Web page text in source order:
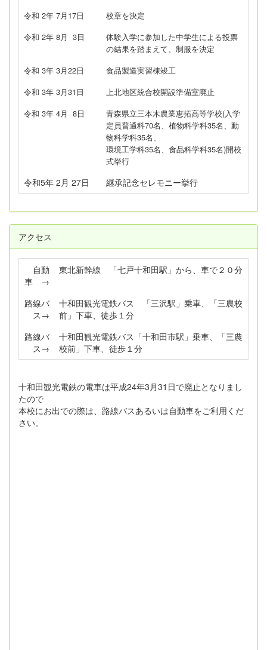
令和 2年 7月17日
校章を決定
令和 2年 8月 3日
体験入学に参加した中学生による投票
の結果を踏まえて、制服を決定
令和 3年 3月22日
食品製造実習棟竣工
令和 3年 3月31日
上北地区統合校開設準備室廃止
令和 3年 4月 8日
青森県立三本木農業恵拓高等学校(入学
定員普通科70名、植物科学科35名、動
物科学科35名、
環境工学科35名、食品科学科35名)開校
式挙行
令和5年 2月 27日 継承記念セレモニー挙行
アクセス
自動
車 →
東北新幹線 「七戸十和田駅」から、車で２０分
路線バ
ス→
十和田観光電鉄バス 「三沢駅」乗車、「三農校
前」下車、徒歩１分
路線バ
ス→
十和田観光電鉄バス「十和田市駅」乗車、「三農
校前」下車、徒歩１分
十和田観光電鉄の電車は平成24年3月31日で廃止となりまし
たので
本校にお出での際は、路線バスあるいは自動車をご利用くだ
さい。